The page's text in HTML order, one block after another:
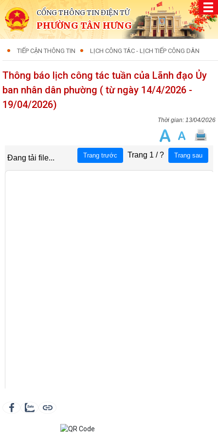
CỔNG THÔNG TIN ĐIỆN TỬ
PHƯỜNG TÂN HƯNG
TIẾP CẬN THÔNG TIN LỊCH CÔNG TÁC - LỊCH TIẾP CÔNG DÂN
Thông báo lịch công tác tuần của Lãnh đạo Ủy
ban nhân dân phường ( từ ngày 14/4/2026 -
19/04/2026)
13/04/2026